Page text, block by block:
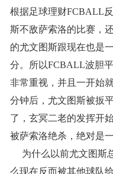
根据足球理财FCBALL
斯不敌萨索洛的比赛，
的尤文图斯跟现在也是
分。所以FCBALL波胆
非常重视，并且一开始
分钟后，尤文图斯被扳
了，玄冥二老的发挥开
被萨索洛绝杀，绝对是一
为什么以前尤文图斯
么现在反而被其他球队